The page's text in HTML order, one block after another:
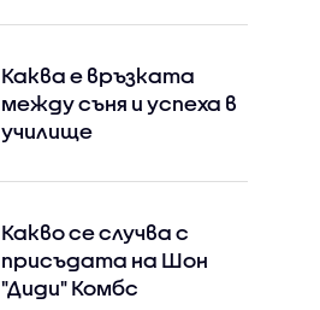
Каква е връзката
между съня и успеха в
училище
Какво се случва с
присъдата на Шон
"Диди" Комбс